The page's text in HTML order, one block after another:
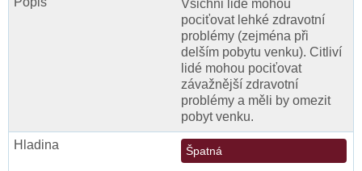
Všichni lidé mohou
pociťovat lehké zdravotní
problémy (zejména při
delším pobytu venku). Citliví
lidé mohou pociťovat
závažnější zdravotní
problémy a měli by omezit
pobyt venku.
Špatná